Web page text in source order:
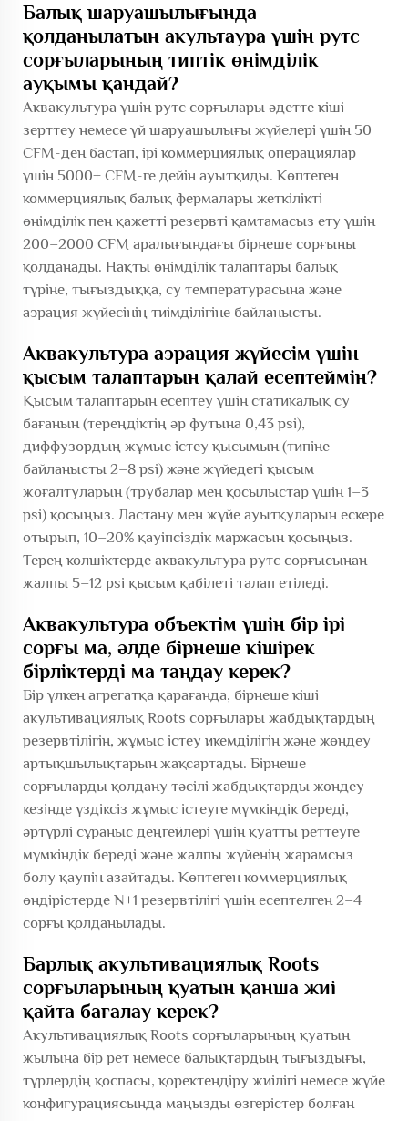
Балық шаруашылығында
қолданылатын акультаура үшін рутс
сорғыларының типтік өнімділік
ауқымы қандай?
Аквакультура үшін рутс сорғылары әдетте кіші
зерттеу немесе үй шаруашылығы жүйелері үшін 50
CFM-ден бастап, ірі коммерциялық операциялар
үшін 5000+ CFM-ге дейін ауытқиды. Көптеген
коммерциялық балық фермалары жеткілікті
өнімділік пен қажетті резервті қамтамасыз ету үшін
200–2000 CFM аралығындағы бірнеше сорғыны
қолданады. Нақты өнімділік талаптары балық
түріне, тығыздыққа, су температурасына және
аэрация жүйесінің тиімділігіне байланысты.
Аквакультура аэрация жүйесім үшін
қысым талаптарын қалай есептеймін?
Қысым талаптарын есептеу үшін статикалық су
бағанын (тереңдіктің әр футына 0,43 psi),
диффузордың жұмыс істеу қысымын (типіне
байланысты 2–8 psi) және жүйедегі қысым
жоғалтуларын (трубалар мен қосылыстар үшін 1–3
psi) қосыңыз. Ластану мен жүйе ауытқуларын ескере
отырып, 10–20% қауіпсіздік маржасын қосыңыз.
Терең көлшіктерде аквакультура рутс сорғысынан
жалпы 5–12 psi қысым қабілеті талап етіледі.
Аквакультура объектім үшін бір ірі
сорғы ма, әлде бірнеше кішірек
бірліктерді ма таңдау керек?
Бір үлкен агрегатқа қарағанда, бірнеше кіші
акультивациялық Roots сорғылары жабдықтардың
резервтілігін, жұмыс істеу икемділігін және жөндеу
артықшылықтарын жақсартады. Бірнеше
сорғыларды қолдану тәсілі жабдықтарды жөндеу
кезінде үздіксіз жұмыс істеуге мүмкіндік береді,
әртүрлі сұраныс деңгейлері үшін қуатты реттеуге
мүмкіндік береді және жалпы жүйенің жарамсыз
болу қаупін азайтады. Көптеген коммерциялық
өндірістерде N+1 резервтілігі үшін есептелген 2–4
сорғы қолданылады.
Барлық акультивациялық Roots
сорғыларының қуатын қанша жиі
қайта бағалау керек?
Акультивациялық Roots сорғыларының қуатын
жылына бір рет немесе балықтардың тығыздығы,
түрлердің қоспасы, қоректендіру жиілігі немесе жүйе
конфигурациясында маңызды өзгерістер болған